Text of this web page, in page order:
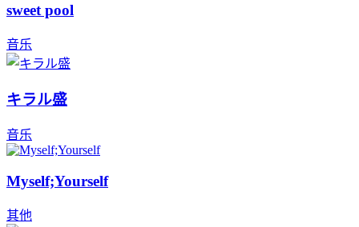
sweet pool
音乐
キラル盛
音乐
Myself;Yourself
其他